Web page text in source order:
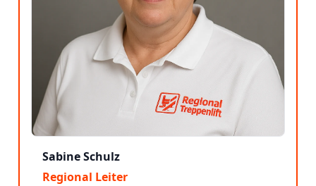
Sabine Schulz
Regional Leiter